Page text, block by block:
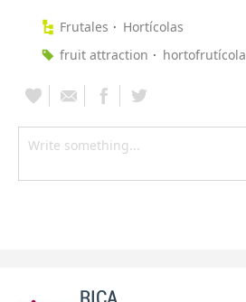
Frutales
Hortícolas
fruit attraction
hortofrutícola